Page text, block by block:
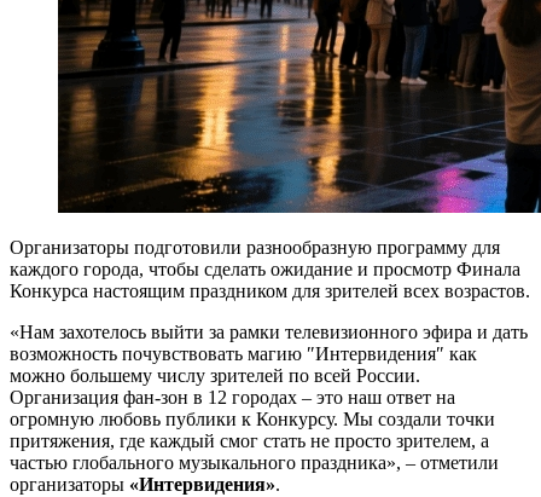
Организаторы подготовили разнообразную программу для
каждого города, чтобы сделать ожидание и просмотр Финала
Конкурса настоящим праздником для зрителей всех возрастов.
«Нам захотелось выйти за рамки телевизионного эфира и дать
возможность почувствовать магию ″Интервидения″ как
можно большему числу зрителей по всей России.
Организация фан-зон в 12 городах – это наш ответ на
огромную любовь публики к Конкурсу. Мы создали точки
притяжения, где каждый смог стать не просто зрителем, а
частью глобального музыкального праздника», – отметили
организаторы «Интервидения».